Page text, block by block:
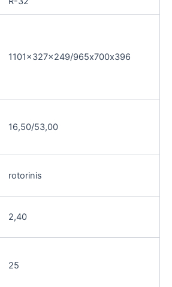
1101x327x249/965х700х396
16,50/53,00
rotorinis
2,40
25